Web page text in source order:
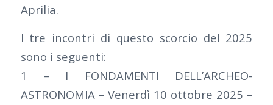
Aprilia.
I tre incontri di questo scorcio del 2025
sono i seguenti:
1 – I FONDAMENTI DELL’ARCHEO-
ASTRONOMIA – Venerdì 10 ottobre 2025 –